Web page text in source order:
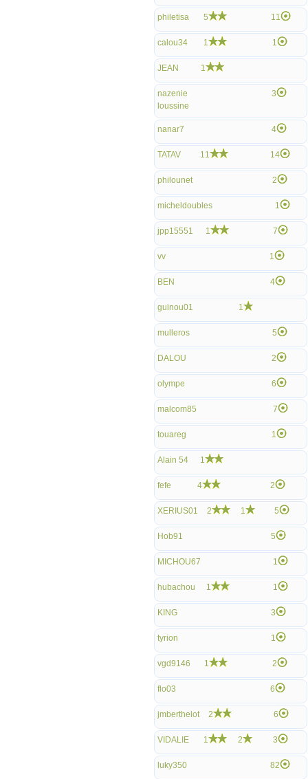
philetisa 5 11
calou34 1 1
JEAN 1
nazenie
loussine
3
nanar7 4
TATAV 11 14
philounet 2
micheldoubles 1
jpp15551 1 7
vv 1
BEN 4
guinou01 1
mulleros 5
DALOU 2
olympe 6
malcom85 7
touareg 1
Alain 54 1
fefe 4 2
XERIUS01 2 1 5
Hob91 5
MICHOU67 1
hubachou 1 1
KING 3
tyrion 1
vgd9146 1 2
flo03 6
jmberthelot 2 6
VIDALIE 1 2 3
luky350 82